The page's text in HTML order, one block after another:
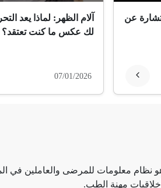
عن
آلام الظهر: لماذا يعد
لك عكس ما كنت تعتقد؟
07/01/2026
نظام معلومات للمرضى والعاملين في
مهنة الطب.